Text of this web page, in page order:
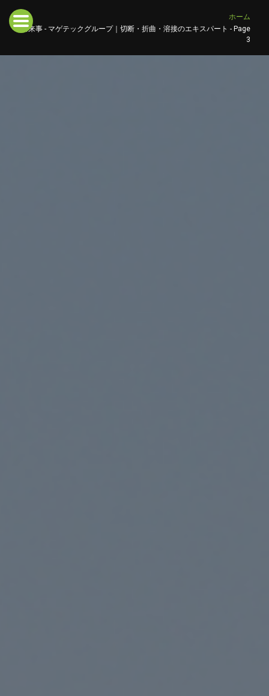
ホーム
出来事 - マゲテックグループ｜切断・折曲・溶接のエキスパート - Page
3